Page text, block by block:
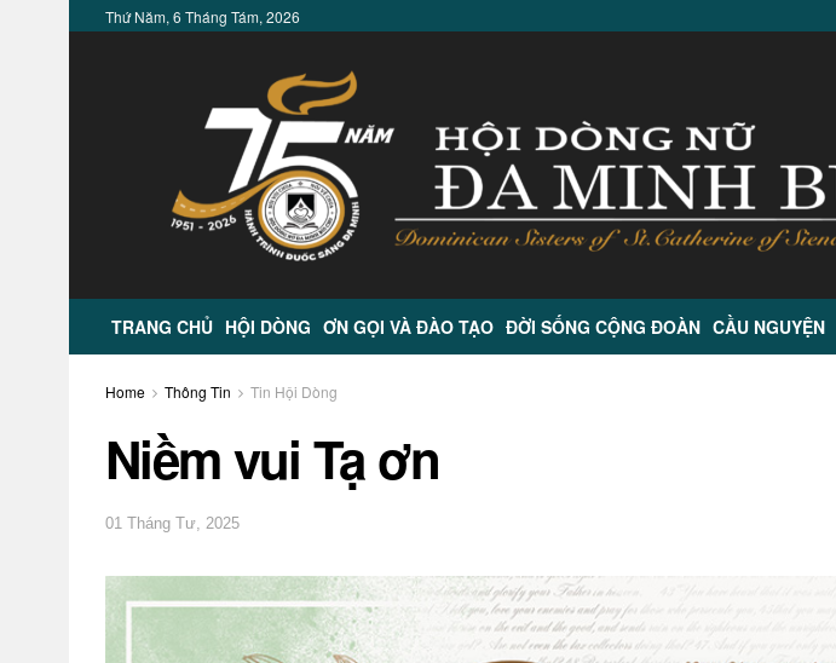
Thứ Năm, 6 Tháng Tám, 2026
TRANG CHỦ HỘI DÒNG ƠN GỌI VÀ ĐÀO TẠO ĐỜI SỐNG CỘNG ĐOÀN CẦU NGUYỆN
Home Thông Tin Tin Hội Dòng
Niềm vui Tạ ơn
01 Tháng Tư, 2025